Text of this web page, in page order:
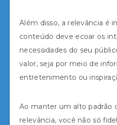
Além disso, a relevância é
conteúdo deve ecoar os
necessidades do seu
valor, seja por meio de
entretenimento ou
Ao manter um alto padrão
relevância, você não só